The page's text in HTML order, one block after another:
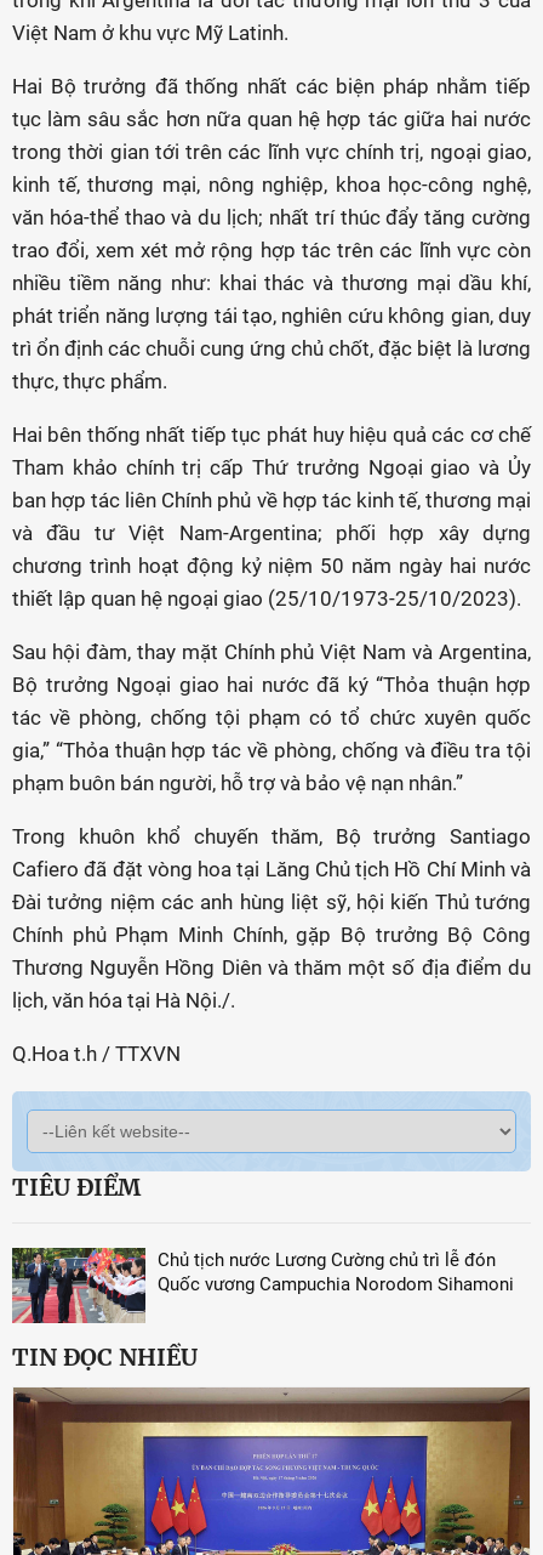
Việt Nam ở khu vực Mỹ Latinh.
Hai Bộ trưởng đã thống nhất các biện pháp nhằm tiếp
tục làm sâu sắc hơn nữa quan hệ hợp tác giữa hai nước
trong thời gian tới trên các lĩnh vực chính trị, ngoại giao,
kinh tế, thương mại, nông nghiệp, khoa học-công nghệ,
văn hóa-thể thao và du lịch; nhất trí thúc đẩy tăng cường
trao đổi, xem xét mở rộng hợp tác trên các lĩnh vực còn
nhiều tiềm năng như: khai thác và thương mại dầu khí,
phát triển năng lượng tái tạo, nghiên cứu không gian, duy
trì ổn định các chuỗi cung ứng chủ chốt, đặc biệt là lương
thực, thực phẩm.
Hai bên thống nhất tiếp tục phát huy hiệu quả các cơ chế
Tham khảo chính trị cấp Thứ trưởng Ngoại giao và Ủy
ban hợp tác liên Chính phủ về hợp tác kinh tế, thương mại
và đầu tư Việt Nam-Argentina; phối hợp xây dựng
chương trình hoạt động kỷ niệm 50 năm ngày hai nước
thiết lập quan hệ ngoại giao (25/10/1973-25/10/2023).
Sau hội đàm, thay mặt Chính phủ Việt Nam và Argentina,
Bộ trưởng Ngoại giao hai nước đã ký “Thỏa thuận hợp
tác về phòng, chống tội phạm có tổ chức xuyên quốc
gia,” “Thỏa thuận hợp tác về phòng, chống và điều tra tội
phạm buôn bán người, hỗ trợ và bảo vệ nạn nhân.”
Trong khuôn khổ chuyến thăm, Bộ trưởng Santiago
Cafiero đã đặt vòng hoa tại Lăng Chủ tịch Hồ Chí Minh và
Đài tưởng niệm các anh hùng liệt sỹ, hội kiến Thủ tướng
Chính phủ Phạm Minh Chính, gặp Bộ trưởng Bộ Công
Thương Nguyễn Hồng Diên và thăm một số địa điểm du
lịch, văn hóa tại Hà Nội./.
Q.Hoa t.h / TTXVN
TIÊU ĐIỂM
Chủ tịch nước Lương Cường chủ trì lễ đón
Quốc vương Campuchia Norodom Sihamoni
TIN ĐỌC NHIỀU